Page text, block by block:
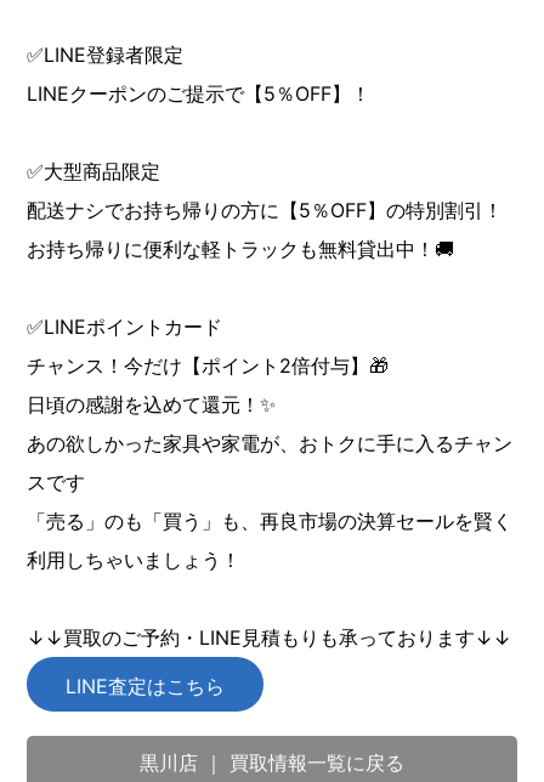
✅LINE登録者限定
LINEクーポンのご提示で【5％OFF】！
✅大型商品限定
配送ナシでお持ち帰りの方に【5％OFF】の特別割引！
お持ち帰りに便利な軽トラックも無料貸出中！🚚
✅LINEポイントカード
チャンス！今だけ【ポイント2倍付与】🎁
日頃の感謝を込めて還元！✨
あの欲しかった家具や家電が、おトクに手に入るチャン
スです
「売る」のも「買う」も、再良市場の決算セールを賢く
利用しちゃいましょう！
↓↓買取のご予約・LINE見積もりも承っております↓↓
LINE査定はこちら
黒川店 ｜ 買取情報一覧に戻る